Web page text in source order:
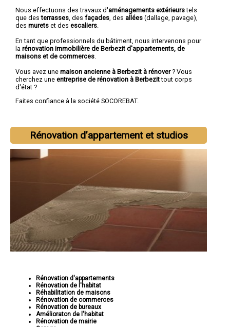
Nous effectuons des travaux d'aménagements extérieurstels
que desterrasses , des façades , des allées (dallage, pavage),
des murets et des escaliers
En tant que professionnels du bâtiment, nous intervenons pour
la rénovation immobilière de Berbezit d'appartements, de
maisons et de commerces
Vous avez une maison ancienne à Berbezit à rénover? Vous
cherchez une entreprise de rénovation à Berbezittout corps
d'état ?
Faites confiance à la société SOCOREBAT.
Rénovation d’appartement et studios
Rénovation d'appartements
Rénovation de l'habitat
Réhabilitation de maisons
Rénovation de commerces
Rénovation de bureaux
Amélioraton de l'habitat
Rénovation de mairie